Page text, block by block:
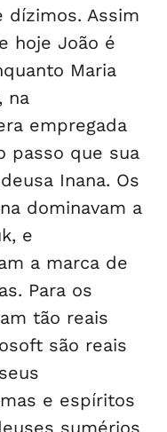
Assim
hoje João é
Maria
na
empregada
passo que sua
Inana. Os
dominavam a
e
a marca de
Para os
tão reais
são reais
e espíritos